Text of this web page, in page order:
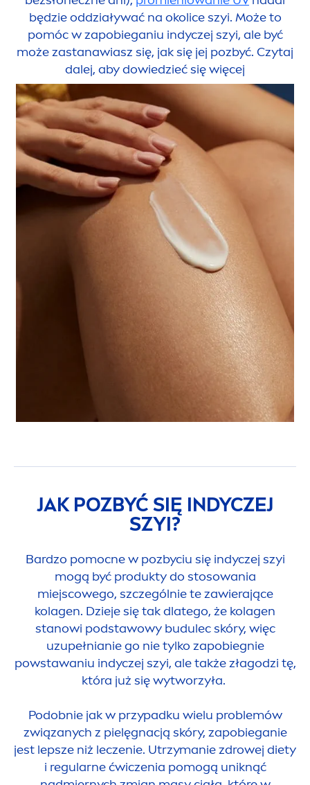
będzie oddziaływać na okolice szyi. Może to
pomóc w zapobieganiu indyczej szyi, ale być
może zastanawiasz się, jak się jej pozbyć. Czytaj
dalej, aby dowiedzieć się więcej
JAK POZBYĆ SIĘ INDYCZEJ
SZYI?
Bardzo pomocne w pozbyciu się indyczej szyi
mogą być produkty do stosowania
miejscowego, szczególnie te zawierające
kolagen. Dzieje się tak dlatego, że kolagen
stanowi podstawowy budulec skóry, więc
uzupełnianie go nie tylko zapobiegnie
powstawaniu indyczej szyi, ale także złagodzi tę,
która już się wytworzyła.
Podobnie jak w przypadku wielu problemów
związanych z pielęgnacją skóry, zapobieganie
jest lepsze niż leczenie. Utrzymanie zdrowej diety
i regularne ćwiczenia pomogą uniknąć